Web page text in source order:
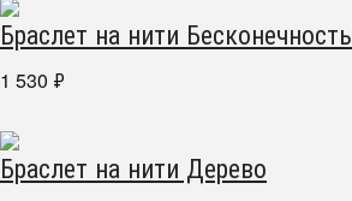
Браслет на нити Бесконечность
1 530 ₽
Браслет на нити Дерево